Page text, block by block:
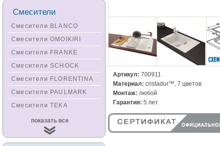
Артикул: 700911
Материал: cristadur™, 7 цветов
Монтаж: любой
Гарантия: 5 лет
Смесители
Смесители BLANCO
Смесители OMOIKIRI
Смесители FRANKE
Смесители SCHOCK
Смесители FLORENTINA
Смесители PAULMARK
Смесители TEKA
Смесители
KUCHENSTERN
Смесители ZORG
показать все